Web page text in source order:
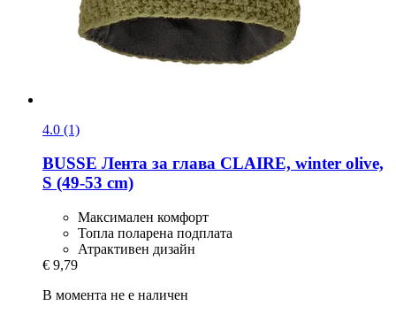
4.0 (1)
BUSSE Лента за глава CLAIRE, winter olive,
S (49-​53 cm)
Максимален комфорт
Топла поларена подплата
Атрактивен дизайн
€ 9,79
В момента не е наличен